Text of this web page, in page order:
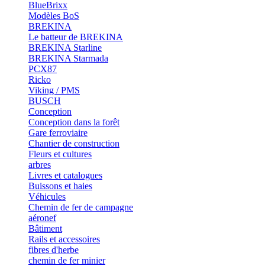
BlueBrixx
Modèles BoS
BREKINA
Le batteur de BREKINA
BREKINA Starline
BREKINA Starmada
PCX87
Ricko
Viking / PMS
BUSCH
Conception
Conception dans la forêt
Gare ferroviaire
Chantier de construction
Fleurs et cultures
arbres
Livres et catalogues
Buissons et haies
Véhicules
Chemin de fer de campagne
aéronef
Bâtiment
Rails et accessoires
fibres d'herbe
chemin de fer minier